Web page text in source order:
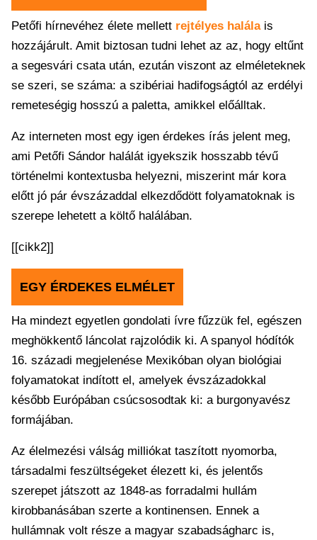
Petőfi hírnevéhez élete mellett rejtélyes halálais
hozzájárult. Amit biztosan tudni lehet az az, hogy eltűnt
a segesvári csata után, ezután viszont az elméleteknek
se szeri, se száma: a szibériai hadifogságtól az erdélyi
remeteségig hosszú a paletta, amikkel előálltak.
Az interneten most egy igen érdekes írás jelent meg,
ami Petőfi Sándor halálát igyekszik hosszabb tévű
történelmi kontextusba helyezni, miszerint már kora
előtt jó pár évszázaddal elkezdődött folyamatoknak is
szerepe lehetett a költő halálában.
[[cikk2]]
EGY ÉRDEKES ELMÉLET
Ha mindezt egyetlen gondolati ívre fűzzük fel, egészen
meghökkentő láncolat rajzolódik ki. A spanyol hódítók
16. századi megjelenése Mexikóban olyan biológiai
folyamatokat indított el, amelyek évszázadokkal
később Európában csúcsosodtak ki: a burgonyavész
formájában.
Az élelmezési válság milliókat taszított nyomorba,
társadalmi feszültségeket élezett ki, és jelentős
szerepet játszott az 1848-as forradalmi hullám
kirobbanásában szerte a kontinensen. Ennek a
hullámnak volt része a magyar szabadságharc is,